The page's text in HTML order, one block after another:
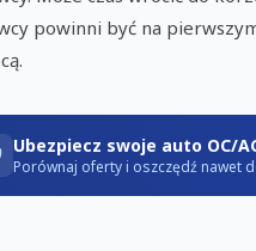
powinni być na
Ubezpiecz swoje auto OC/
Porównaj oferty i oszczędź nawet